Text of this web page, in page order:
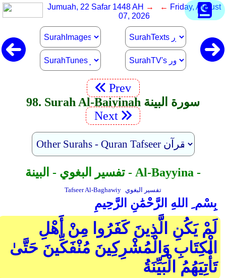
Jumuah, 22 Safar 1448 AH → ← Friday, August
07, 2026
Prev
98. Surah Al-Baiyinah سورة البينة
Next
تفسير البغوي - البينة - Al-Bayyina -
Tafseer Al-Baghawiy تفسير البغوي
بِسْم ِ اللهِ الرَّحْمَٰنِ الرَّحِيمِ
لَمْ يَكُنِ الَّذِينَ كَفَرُوا مِنْ أَهْلِ
الْكِتَابِ وَالْمُشْرِكِينَ مُنْفَكِّينَ حَتَّىٰ
تَأْتِيَهُمُ الْبَيِّنَةُ